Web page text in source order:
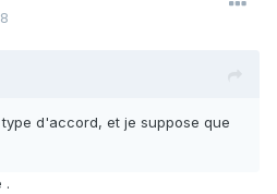
d'accord, et je suppose que
.